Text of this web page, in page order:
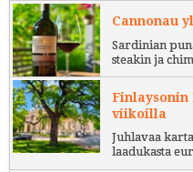
Cannonau
Sardinian
steakin ja
Finlaysonin
viikoilla
Juhlavaa
laadukasta